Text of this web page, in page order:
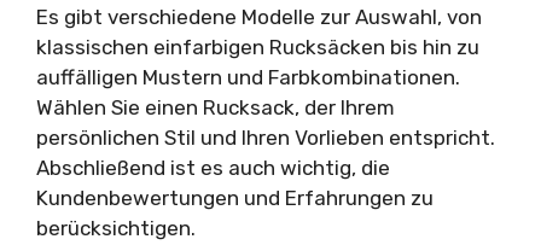
Es gibt verschiedene Modelle zur Auswahl, von
klassischen einfarbigen Rucksäcken bis hin zu
auffälligen Mustern und Farbkombinationen.
Wählen Sie einen Rucksack, der Ihrem
persönlichen Stil und Ihren Vorlieben entspricht.
Abschließend ist es auch wichtig, die
Kundenbewertungen und Erfahrungen zu
berücksichtigen.